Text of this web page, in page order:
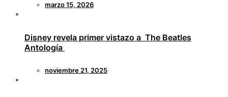
marzo 15, 2026
Disney revela primer vistazo a The Beatles
Antología
noviembre 21, 2025